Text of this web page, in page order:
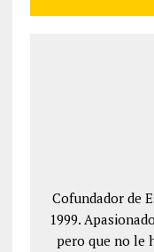
Cofundador de
1999.
pero que no le